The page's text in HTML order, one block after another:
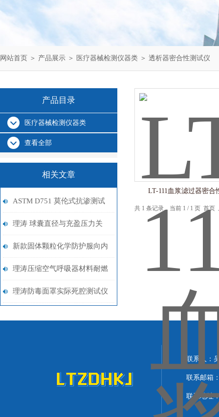
网站首页 ＞ 产品展示 ＞ 医疗器械检测仪器类 ＞ 透析器密合性测试仪
产品目录
医疗器械检测仪器类
查看全部
相关文章
ASTM D751 莫伦式抗渗测试
仪 仪器规格 上海理涛
理涛 球囊直径与充盈压力关
系测试仪 符合什么标准？
新款固体颗粒化学防护服向内
泄漏率测试仪 技术参数
理涛压缩空气呼吸器材料耐燃
烧测试仪测试稳定
理涛防毒面罩实际死腔测试仪
LT-111血浆滤过器密合
共 1 条记录，当前 1 / 1 页 首
联系人：
联系邮箱
联系地址